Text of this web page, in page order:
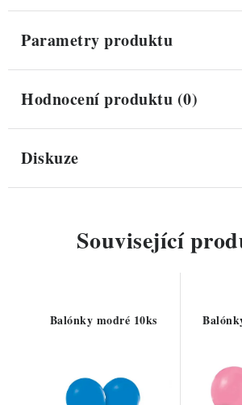
Parametry produktu
Hodnocení produktu (0)
Diskuze
Související
Balónky modré 10ks